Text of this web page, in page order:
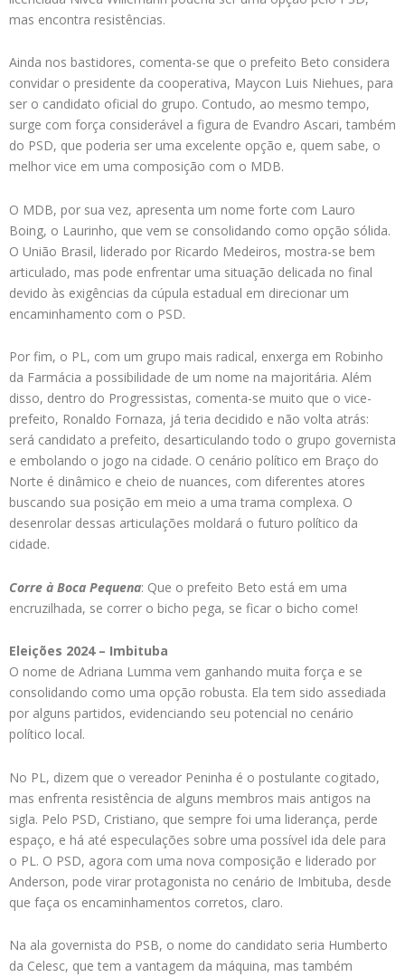
mas encontra resistências.
Ainda nos bastidores, comenta-se que o prefeito Beto considera
convidar o presidente da cooperativa, Maycon Luis Niehues, para
ser o candidato oficial do grupo. Contudo, ao mesmo tempo,
surge com força considerável a figura de Evandro Ascari, também
do PSD, que poderia ser uma excelente opção e, quem sabe, o
melhor vice em uma composição com o MDB.
O MDB, por sua vez, apresenta um nome forte com Lauro
Boing, o Laurinho, que vem se consolidando como opção sólida.
O União Brasil, liderado por Ricardo Medeiros, mostra-se bem
articulado, mas pode enfrentar uma situação delicada no final
devido às exigências da cúpula estadual em direcionar um
encaminhamento com o PSD.
Por fim, o PL, com um grupo mais radical, enxerga em Robinho
da Farmácia a possibilidade de um nome na majoritária. Além
disso, dentro do Progressistas, comenta-se muito que o vice-
prefeito, Ronaldo Fornaza, já teria decidido e não volta atrás:
será candidato a prefeito, desarticulando todo o grupo governista
e embolando o jogo na cidade. O cenário político em Braço do
Norte é dinâmico e cheio de nuances, com diferentes atores
buscando sua posição em meio a uma trama complexa. O
desenrolar dessas articulações moldará o futuro político da
cidade.
Corre à Boca Pequena: Que o prefeito Beto está em uma
encruzilhada, se correr o bicho pega, se ficar o bicho come!
Eleições 2024 – Imbituba
O nome de Adriana Lumma vem ganhando muita força e se
consolidando como uma opção robusta. Ela tem sido assediada
por alguns partidos, evidenciando seu potencial no cenário
político local.
No PL, dizem que o vereador Peninha é o postulante cogitado,
mas enfrenta resistência de alguns membros mais antigos na
sigla. Pelo PSD, Cristiano, que sempre foi uma liderança, perde
espaço, e há até especulações sobre uma possível ida dele para
o PL. O PSD, agora com uma nova composição e liderado por
Anderson, pode virar protagonista no cenário de Imbituba, desde
que faça os encaminhamentos corretos, claro.
Na ala governista do PSB, o nome do candidato seria Humberto
da Celesc, que tem a vantagem da máquina, mas também